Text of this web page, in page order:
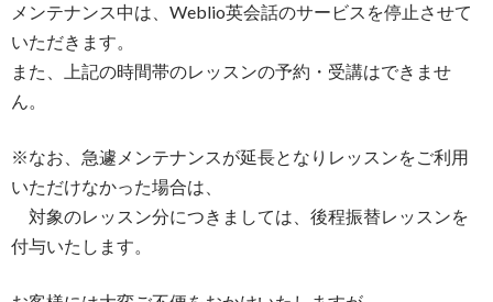
メンテナンス中は、Weblio英会話のサービスを停止させて
いただきます。
また、上記の時間帯のレッスンの予約・受講はできませ
ん。
※なお、急遽メンテナンスが延長となりレッスンをご利用
いただけなかった場合は、
対象のレッスン分につきましては、後程振替レッスンを
付与いたします。